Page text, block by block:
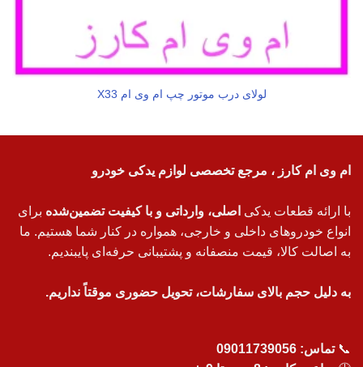
لولای درب موتور چپ ام وی ام X33
ام وی ام کارز ، مرجع تخصصی لوازم یدکی خودرو
با ارائه قطعات یدکی اصلی، وارداتی و با کیفیت تضمین‌شده برای
انواع خودروهای داخلی و خارجی، همواره در کنار شما هستیم. ما
به اصالت کالا، قیمت منصفانه و پشتیبانی حرفه‌ای پایبندیم.
به دلیل حجم بالای سفارشات، تحویل حضوری موقتاً نداریم.
📞تماس: 09011739056